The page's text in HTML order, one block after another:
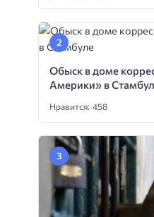
Обыск в доме
Америки» в
Нравится: 458